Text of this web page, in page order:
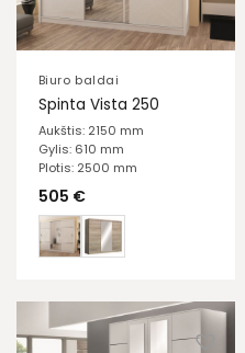
Biuro baldai
Spinta Vista 250
Aukštis: 2150 mm
Gylis: 610 mm
Plotis: 2500 mm
505 €